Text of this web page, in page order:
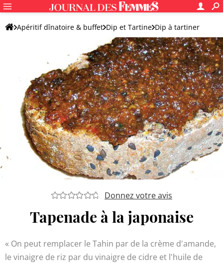
Apéritif dînatoire & buffet Dip et Tartine Dip à tartiner
Donnez votre avis
Tapenade à la japonaise
On peut remplacer le Tahin par de la crème d'amande,
le vinaigre de riz par du vinaigre de cidre et l'huile de